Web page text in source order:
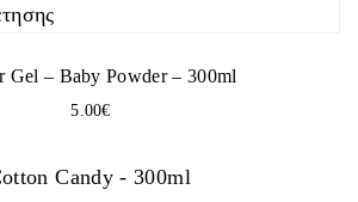
ACID, POLYQUATERNIUM-7,
Gel – Baby Powder – 300ml
5.00€